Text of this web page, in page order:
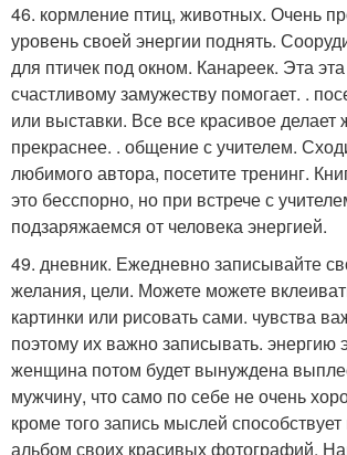
46. кормление птиц, животных. Очень
уровень своей энергии поднять.
для птичек под окном. Канареек. Эта
счастливому замужеству помогает. .
или выставки. Все все красивое
прекраснее. . общение с учителем.
любимого автора, посетите тренинг.
это бесспорно, но при встрече с
подзаряжаемся от человека энергией.
49. дневник. Ежедневно записывайте
желания, цели. Можете можете
картинки или рисовать сами. чувства
поэтому их важно записывать. энергию
женщина потом будет вынуждена
мужчину, что само по себе не очень
кроме того запись мыслей способствует
альбом своих красивых фотографий.